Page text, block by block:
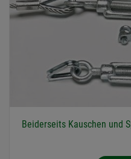
Beiderseits Kauschen und